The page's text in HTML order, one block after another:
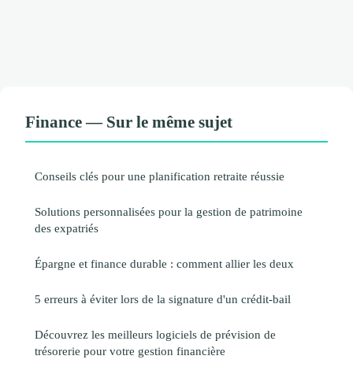
Finance — Sur le même sujet
Conseils clés pour une planification retraite réussie
Solutions personnalisées pour la gestion de patrimoine
des expatriés
Épargne et finance durable : comment allier les deux
5 erreurs à éviter lors de la signature d'un crédit-bail
Découvrez les meilleurs logiciels de prévision de
trésorerie pour votre gestion financière